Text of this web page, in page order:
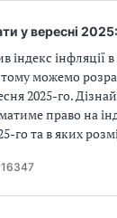
у вересні
індекс інфляції
тому можемо
2025-го.
право на
го та в яких
16347